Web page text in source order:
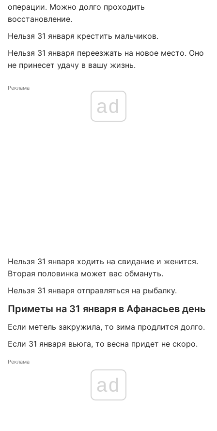
операции. Можно долго проходить
восстановление.
Нельзя 31 января крестить мальчиков.
Нельзя 31 января переезжать на новое место. Оно
не принесет удачу в вашу жизнь.
Реклама
ad
Нельзя 31 января ходить на свидание и женится.
Вторая половинка может вас обмануть.
Нельзя 31 января отправляться на рыбалку.
Приметы на 31 января в Афанасьев день
Если метель закружила, то зима продлится долго.
Если 31 января вьюга, то весна придет не скоро.
Реклама
ad